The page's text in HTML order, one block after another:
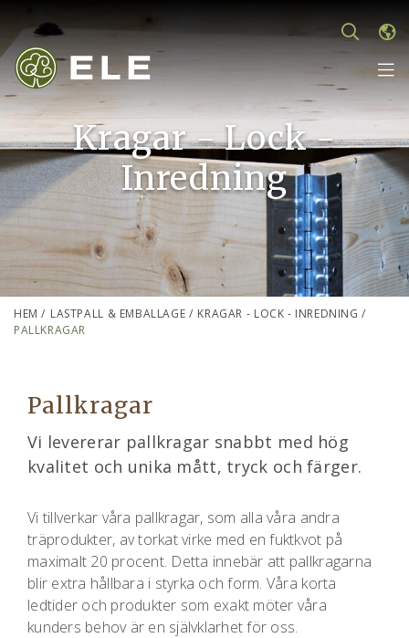
Kragar - Lock -
Inredning
HEM / LASTPALL & EMBALLAGE / KRAGAR - LOCK - INREDNING /
PALLKRAGAR
Pallkragar
Vi levererar pallkragar snabbt med hög
kvalitet och unika mått, tryck och färger.
Vi tillverkar våra pallkragar, som alla våra andra
träprodukter, av torkat virke med en fuktkvot på
maximalt 20 procent. Detta innebär att pallkragarna
blir extra hållbara i styrka och form. Våra korta
ledtider och produkter som exakt möter våra
kunders behov är en självklarhet för oss.